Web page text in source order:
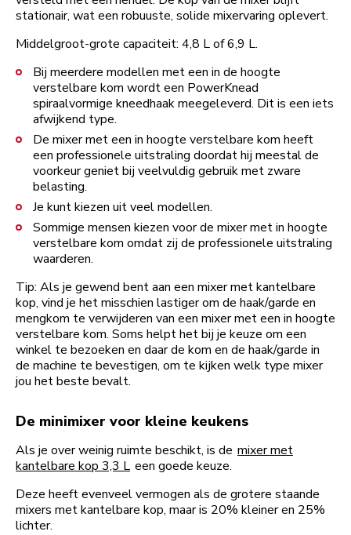
stationair, wat een robuuste, solide mixervaring oplevert.
Middelgroot-grote capaciteit: 4,8 L of 6,9 L.
Bij meerdere modellen met een in de hoogte
verstelbare kom wordt een PowerKnead
spiraalvormige kneedhaak meegeleverd. Dit is een iets
afwijkend type.
De mixer met een in hoogte verstelbare kom heeft
een professionele uitstraling doordat hij meestal de
voorkeur geniet bij veelvuldig gebruik met zware
belasting.
Je kunt kiezen uit veel modellen.
Sommige mensen kiezen voor de mixer met in hoogte
verstelbare kom omdat zij de professionele uitstraling
waarderen.
Tip: Als je gewend bent aan een mixer met kantelbare
kop, vind je het misschien lastiger om de haak/garde en
mengkom te verwijderen van een mixer met een in hoogte
verstelbare kom. Soms helpt het bij je keuze om een
winkel te bezoeken en daar de kom en de haak/garde in
de machine te bevestigen, om te kijken welk type mixer
jou het beste bevalt.
De minimixer voor kleine keukens
Als je over weinig ruimte beschikt, is de mixer met
kantelbare kop 3,3 L een goede keuze.
Deze heeft evenveel vermogen als de grotere staande
mixers met kantelbare kop, maar is 20% kleiner en 25%
lichter.